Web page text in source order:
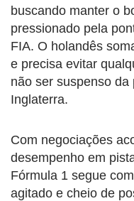
buscando manter o
pressionado pela
FIA. O holandês
e precisa evitar
não ser suspenso
Inglaterra.
Com negociações
desempenho em
Fórmula 1 segue
agitado e cheio de